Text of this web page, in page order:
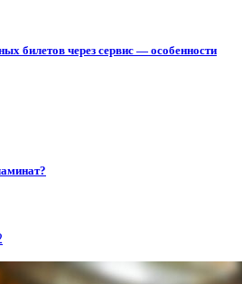
билетов через сервис — особенности